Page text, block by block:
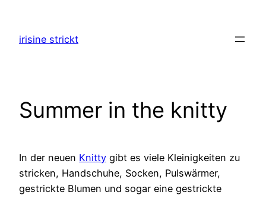
springen
irisine strickt
Summer in the knitty
In der neuen Knitty gibt es viele Kleinigkeiten zu
stricken, Handschuhe, Socken, Pulswärmer,
gestrickte Blumen und sogar eine gestrickte